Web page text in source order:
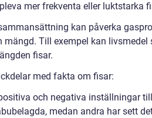
mer frekventa eller luktstarka
kan påverka
Till exempel kan livsmedel
fisar.
med fakta om fisar:
och negativa inställningar
medan andra har sett